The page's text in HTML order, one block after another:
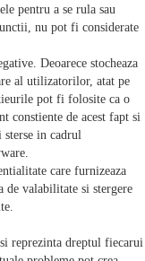
pentru a se rula sau
nu pot fi considerate
Deoarece stocheaza
al utilizatorilor, atat pe
pot fi folosite ca o
constiente de acest fapt si
sterse in cadrul
care furnizeaza
de valabilitate si stergere
reprezinta dreptul fiecarui